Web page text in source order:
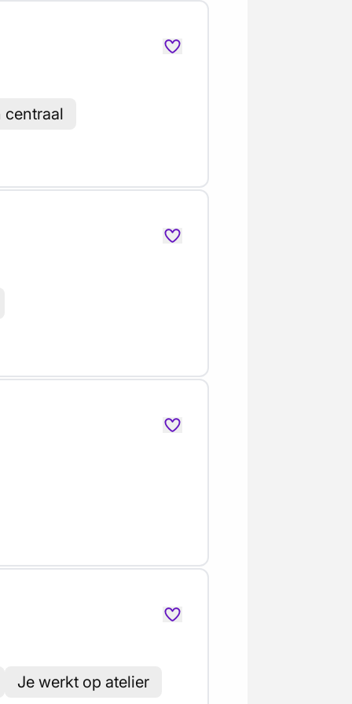
centraal
Je werkt op atelier